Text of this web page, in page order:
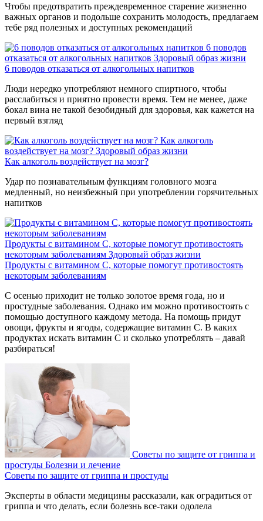
Чтобы предотвратить преждевременное старение жизненно
важных органов и подольше сохранить молодость, предлагаем
тебе ряд полезных и доступных рекомендаций
6 поводов
отказаться от алкогольных напитков Здоровый образ жизни
6 поводов отказаться от алкогольных напитков
Люди нередко употребляют немного спиртного, чтобы
расслабиться и приятно провести время. Тем не менее, даже
бокал вина не такой безобидный для здоровья, как кажется на
первый взгляд
Как алкоголь
воздействует на мозг? Здоровый образ жизни
Как алкоголь воздействует на мозг?
Удар по познавательным функциям головного мозга
медленный, но неизбежный при употреблении горячительных
напитков
Продукты с витамином С, которые помогут противостоять
некоторым заболеваниям Здоровый образ жизни
Продукты с витамином С, которые помогут противостоять
некоторым заболеваниям
С осенью приходит не только золотое время года, но и
простудные заболевания. Однако им можно противостоять с
помощью доступного каждому метода. На помощь придут
овощи, фрукты и ягоды, содержащие витамин С. В каких
продуктах искать витамин С и сколько употреблять – давай
разбираться!
Советы по защите от гриппа и
простуды Болезни и лечение
Советы по защите от гриппа и простуды
Эксперты в области медицины рассказали, как оградиться от
гриппа и что делать, если болезнь все-таки одолела